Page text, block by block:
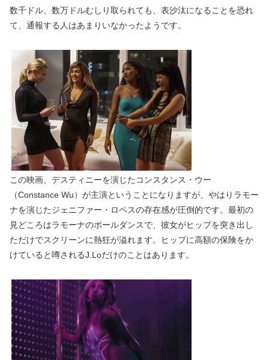
数千ドル、数万ドルむしり取られても、表沙汰になることを恐れ
て、通報する人はあまりいなかったようです。
この映画、デスティニーを演じたコンスタンス・ウー
（Constance Wu）が主演ということになりますが、やはりラモー
ナを演じたジェニファー・ロペスの存在感が圧倒的です。最初の
見どころはラモーナのポールダンスで、彼女がヒップを突き出し
ただけでスクリーンに熱狂が溢れます。ヒップに高額の保険をか
けていると噂されるJ.Loだけのことはあります。